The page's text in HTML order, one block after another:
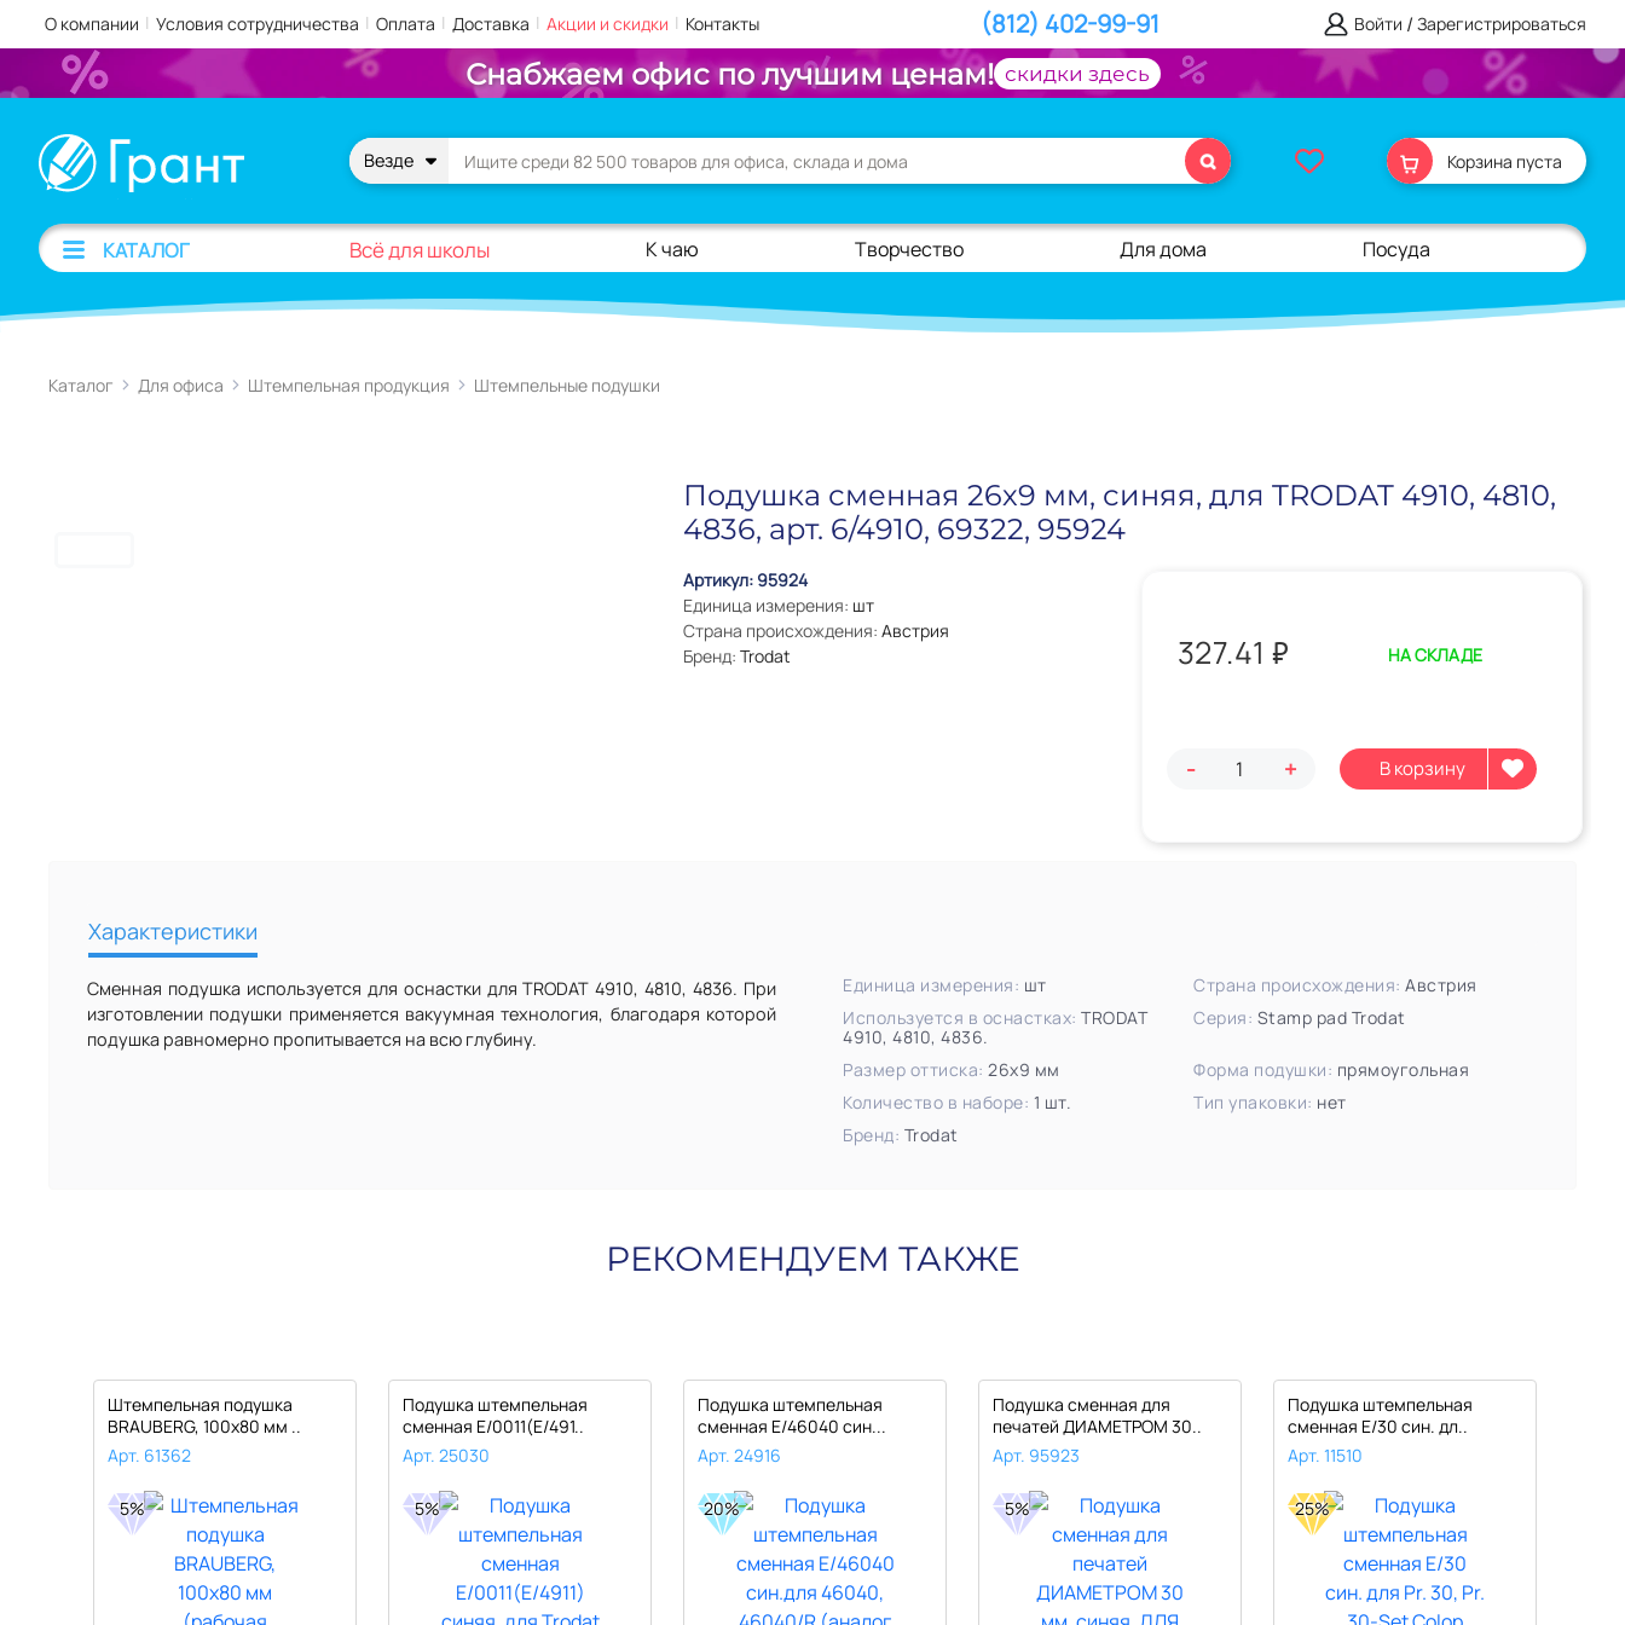
О компании | Условия сотрудничества | Оплата | Доставка | Акции и скидки | Контакты (812) 402-99-91 Войти / Зарегистрироваться
Снабжаем офис по лучшим ценам! скидки здесь
Везде Корзина пуста
КАТАЛОГ Всё для школы К чаю Творчество Для дома Посуда
Каталог Для офиса Штемпельная продукция Штемпельные подушки
Подушка сменная 26х9 мм, синяя, для TRODAT 4910, 4810,
4836, арт. 6/4910, 69322, 95924
Артикул: 95924
Единица измерения: шт
Страна происхождения: Австрия
Бренд: Trodat 327.41 ₽ НА СКЛАДЕ
- +
Характеристики
Сменная подушка используется для оснастки для TRODAT 4910, 4810, 4836. При
изготовлении подушки применяется вакуумная технология, благодаря которой
подушка равномерно пропитывается на всю глубину.
Единица измерения: шт Страна происхождения: Австрия
Используется в оснастках: TRODAT
4910, 4810, 4836.
Серия: Stamp pad Trodat
Размер оттиска: 26х9 мм Форма подушки: прямоугольная
Количество в наборе: 1 шт. Тип упаковки: нет
Бренд: Trodat
РЕКОМЕНДУЕМ ТАКЖЕ
Штемпельная подушка
BRAUBERG, 100х80 мм ..
Арт. 61362
5%
Подушка штемпельная
сменная E/0011(E/491..
Арт. 25030
5%
Подушка штемпельная
сменная E/46040 син...
Арт. 24916
20%
Подушка сменная для
печатей ДИАМЕТРОМ 30..
Арт. 95923
5%
Подушка штемпельная
сменная E/30 син. дл..
Арт. 11510
25%